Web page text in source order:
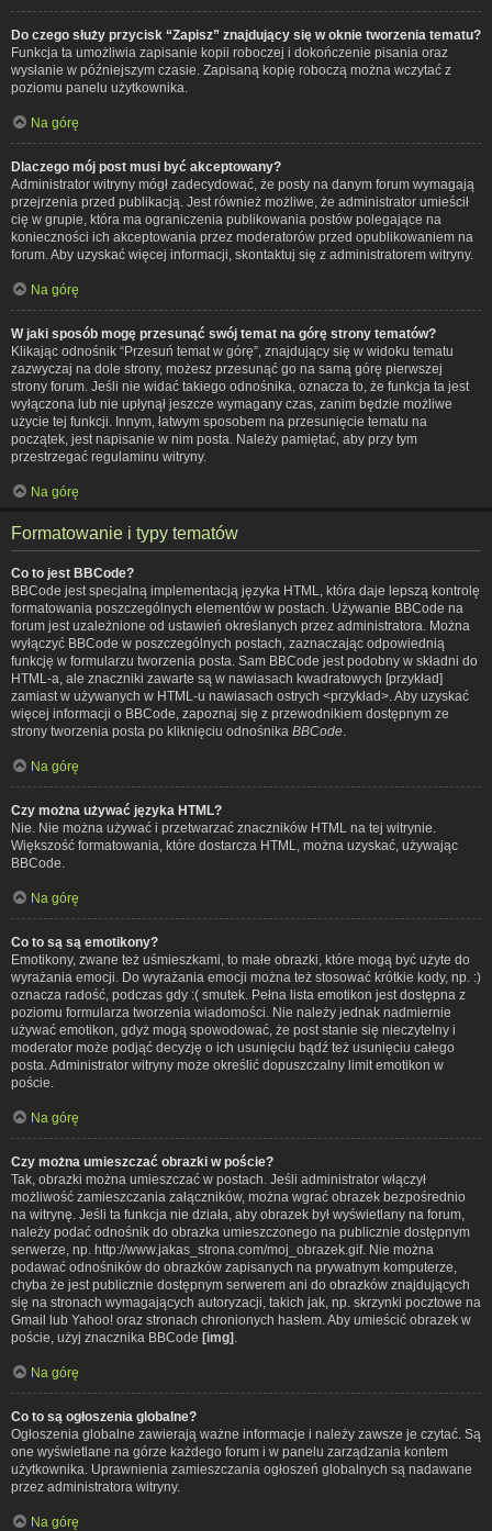
Do czego służy przycisk “Zapisz” znajdujący się w oknie tworzenia tematu?
Funkcja ta umożliwia zapisanie kopii roboczej i dokończenie pisania oraz
wysłanie w późniejszym czasie. Zapisaną kopię roboczą można wczytać z
poziomu panelu użytkownika.
Na górę
Dlaczego mój post musi być akceptowany?
Administrator witryny mógł zadecydować, że posty na danym forum wymagają
przejrzenia przed publikacją. Jest również możliwe, że administrator umieścił
cię w grupie, która ma ograniczenia publikowania postów polegające na
konieczności ich akceptowania przez moderatorów przed opublikowaniem na
forum. Aby uzyskać więcej informacji, skontaktuj się z administratorem witryny.
Na górę
W jaki sposób mogę przesunąć swój temat na górę strony tematów?
Klikając odnośnik “Przesuń temat w górę”, znajdujący się w widoku tematu
zazwyczaj na dole strony, możesz przesunąć go na samą górę pierwszej
strony forum. Jeśli nie widać takiego odnośnika, oznacza to, że funkcja ta jest
wyłączona lub nie upłynął jeszcze wymagany czas, zanim będzie możliwe
użycie tej funkcji. Innym, łatwym sposobem na przesunięcie tematu na
początek, jest napisanie w nim posta. Należy pamiętać, aby przy tym
przestrzegać regulaminu witryny.
Na górę
Formatowanie i typy tematów
Co to jest BBCode?
BBCode jest specjalną implementacją języka HTML, która daje lepszą kontrolę
formatowania poszczególnych elementów w postach. Używanie BBCode na
forum jest uzależnione od ustawień określanych przez administratora. Można
wyłączyć BBCode w poszczególnych postach, zaznaczając odpowiednią
funkcję w formularzu tworzenia posta. Sam BBCode jest podobny w składni do
HTML-a, ale znaczniki zawarte są w nawiasach kwadratowych [przykład]
zamiast w używanych w HTML-u nawiasach ostrych <przykład>. Aby uzyskać
więcej informacji o BBCode, zapoznaj się z przewodnikiem dostępnym ze
strony tworzenia posta po kliknięciu odnośnika BBCode
Na górę
Czy można używać języka HTML?
Nie. Nie można używać i przetwarzać znaczników HTML na tej witrynie.
Większość formatowania, które dostarcza HTML, można uzyskać, używając
BBCode.
Na górę
Co to są są emotikony?
Emotikony, zwane też uśmieszkami, to małe obrazki, które mogą być użyte do
wyrażania emocji. Do wyrażania emocji można też stosować krótkie kody, np. :)
oznacza radość, podczas gdy :( smutek. Pełna lista emotikon jest dostępna z
poziomu formularza tworzenia wiadomości. Nie należy jednak nadmiernie
używać emotikon, gdyż mogą spowodować, że post stanie się nieczytelny i
moderator może podjąć decyzję o ich usunięciu bądź też usunięciu całego
posta. Administrator witryny może określić dopuszczalny limit emotikon w
poście.
Na górę
Czy można umieszczać obrazki w poście?
Tak, obrazki można umieszczać w postach. Jeśli administrator włączył
możliwość zamieszczania załączników, można wgrać obrazek bezpośrednio
na witrynę. Jeśli ta funkcja nie działa, aby obrazek był wyświetlany na forum,
należy podać odnośnik do obrazka umieszczonego na publicznie dostępnym
serwerze, np. http://www.jakas_strona.com/moj_obrazek.gif. Nie można
podawać odnośników do obrazków zapisanych na prywatnym komputerze,
chyba że jest publicznie dostępnym serwerem ani do obrazków znajdujących
się na stronach wymagających autoryzacji, takich jak, np. skrzynki pocztowe na
Gmail lub Yahoo! oraz stronach chronionych hasłem. Aby umieścić obrazek w
poście, użyj znacznika BBCode [img]
Na górę
Co to są ogłoszenia globalne?
Ogłoszenia globalne zawierają ważne informacje i należy zawsze je czytać. Są
one wyświetlane na górze każdego forum i w panelu zarządzania kontem
użytkownika. Uprawnienia zamieszczania ogłoszeń globalnych są nadawane
przez administratora witryny.
Na górę